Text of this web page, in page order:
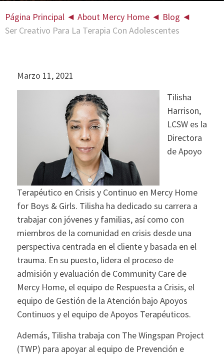
Página Principal ◄ About Mercy Home ◄ Blog ◄
Ser Creativo Para La Terapia Con Adolescentes
Marzo 11, 2021
Tilisha
Harrison,
LCSW es ​​la
Directora
de Apoyo
Terapéutico en Crisis y Continuo en Mercy Home
for Boys & Girls. Tilisha ha dedicado su carrera a
trabajar con jóvenes y familias, así como con
miembros de la comunidad en crisis desde una
perspectiva centrada en el cliente y basada en el
trauma. En su puesto, lidera el proceso de
admisión y evaluación de Community Care de
Mercy Home, el equipo de Respuesta a Crisis, el
equipo de Gestión de la Atención bajo Apoyos
Continuos y el equipo de Apoyos Terapéuticos.
Además, Tilisha trabaja con The Wingspan Project
(TWP) para apoyar al equipo de Prevención e